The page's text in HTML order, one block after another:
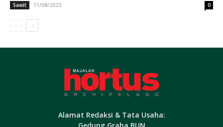
Sawit 11/08/2023 0
Alamat Redaksi & Tata Usaha: